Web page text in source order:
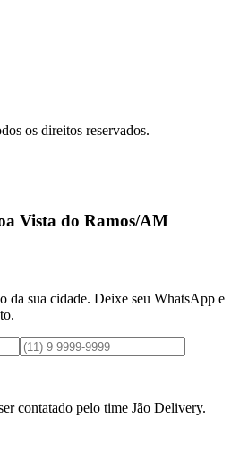
os direitos reservados.
Vista do Ramos/AM
da sua cidade. Deixe seu WhatsApp e
contatado pelo time Jão Delivery.